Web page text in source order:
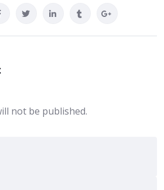
not be published.